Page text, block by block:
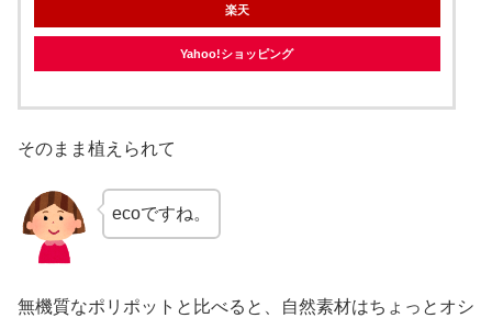
楽天
Yahoo!ショッピング
そのまま植えられて
ecoですね。
無機質なポリポットと比べると、自然素材はちょっとオシ